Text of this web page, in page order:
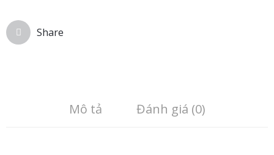
Share
Mô tả Đánh giá (0)